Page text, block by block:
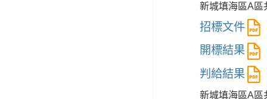
新城填海區A區
招標文件
開標結果
判給結果
新城填海區A區